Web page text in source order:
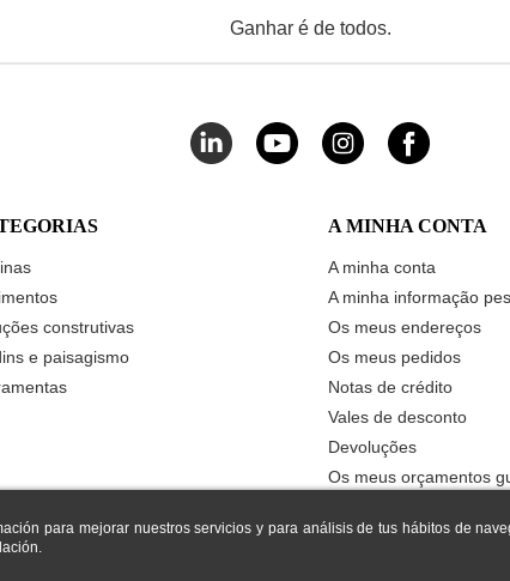
para mejorar nuestros servicios y para análisis de tus hábitos de
Ganhar é de todos.
construtivas
e paisagismo
A MINHA CONTA
A minha conta
A minha informação
Os meus endereços
Os meus pedidos
Notas de crédito
Vales de desconto
Devoluções
Os meus orçamentos